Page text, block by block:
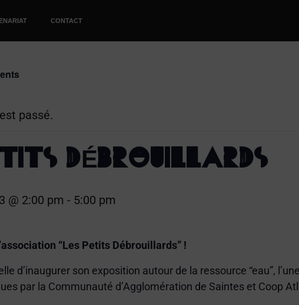
CONTACT
passé.
DÉBROUILLARDS
@ 2:00 pm - 5:00 pm
“Les Petits Débrouillards” !
d’inaugurer son exposition autour de la ressource “eau”,
par la Communauté d’Agglomération de Saintes et Coop